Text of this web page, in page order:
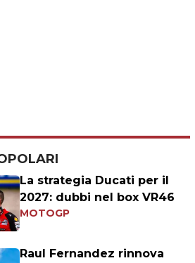
La strategia Ducati per il
2027: dubbi nel box VR46
MOTOGP
Raul Fernandez rinnova